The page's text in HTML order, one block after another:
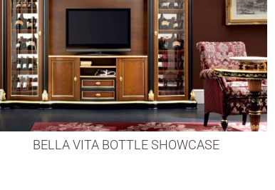
BELLA VITA BOTTLE SHOWCASE